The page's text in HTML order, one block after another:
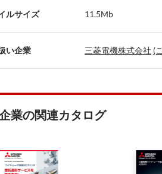
ルサイズ 11.5Mb
い企業 三菱電機株式会社 (
業の関連カタログ